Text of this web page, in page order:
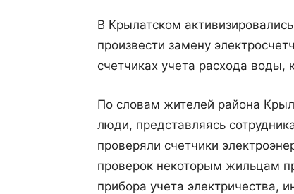
В Крылатском
произвести замену
счетчиках учета расхода
По словам жителей района
люди, представляясь
проверяли счетчики
проверок некоторым жильцам
прибора учета электричества,